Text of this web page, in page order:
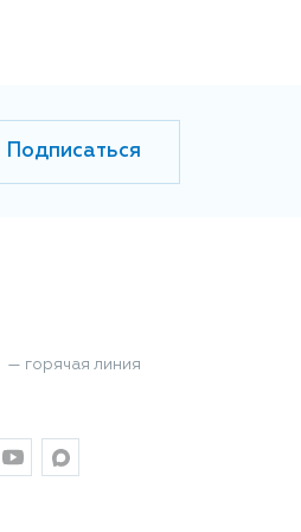
Подписаться
— горячая линия